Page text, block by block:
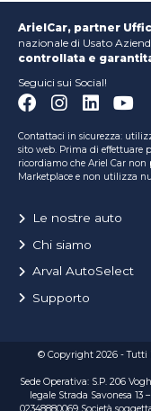
ArielCar, partner
nazionale di Usato
controllata e
Seguici sui Social!
Contattaci in sicurezza:
sito web. Prima di effettuare
ricordiamo che Ariel Car
Marketplace e non utilizza
Le nostre auto
Chi siamo
Arval AutoSelect
Supporto
© Copyright 2026 - Tutti
Sede Operativa: S.P. 206
legale Strada Savonesa 13